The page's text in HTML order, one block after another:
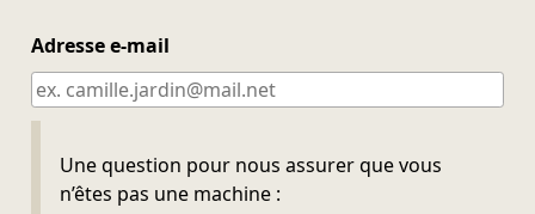
Adresse e-mail
Une question pour nous assurer que vous
n’êtes pas une machine :
Ne pas remplir